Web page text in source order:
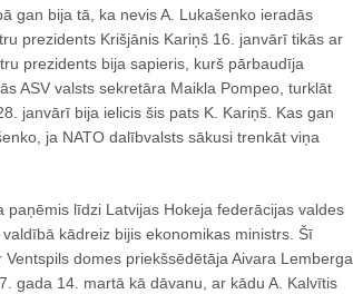
gan bija tā, ka nevis A. Lukašenko ieradās
prezidents Krišjānis Kariņš 16. janvārī tikās ar
prezidents bija sapieris, kurš pārbaudīja
ASV valsts sekretāra Maikla Pompeo, turklāt
janvārī bija ielicis šis pats K. Kariņš. Kas gan
ja NATO dalībvalsts sākusi trenkāt viņa
paņēmis līdzi Latvijas Hokeja federācijas valdes
kādreiz bijis ekonomikas ministrs. Šī
domes priekšsēdētāja Aivara Lemberga
gada 14. martā kā dāvanu, ar kādu A. Kalvītis